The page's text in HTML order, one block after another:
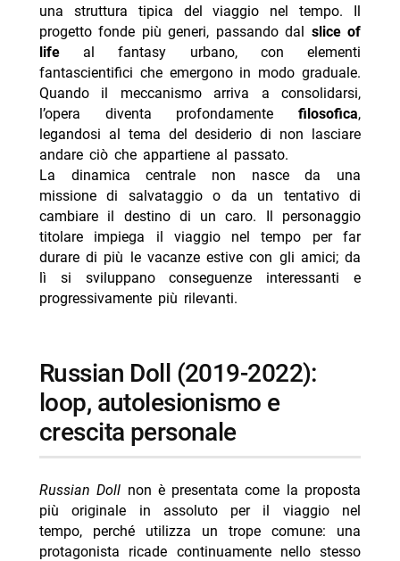
una struttura tipica del viaggio nel tempo. Il
progetto fonde più generi, passando dal slice of
lifeal fantasy urbano, con elementi
fantascientifici che emergono in modo graduale.
Quando il meccanismo arriva a consolidarsi,
l’opera diventa profondamentefilosofica,
legandosi al tema del desiderio di non lasciare
andare ciò che appartiene al passato.
La dinamica centrale non nasce da una
missione di salvataggio o da un tentativo di
cambiare il destino di un caro. Il personaggio
titolare impiega il viaggio nel tempo per far
durare di più le vacanze estive con gli amici; da
lì si sviluppano conseguenze interessanti e
progressivamente più rilevanti.
Russian Doll (2019-2022):
loop, autolesionismo e
crescita personale
Russian Doll non è presentata come la proposta
più originale in assoluto per il viaggio nel
tempo, perché utilizza un trope comune: una
protagonista ricade continuamente nello stesso